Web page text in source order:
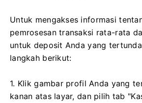
Untuk mengakses informasi
pemrosesan transaksi rata-rata
untuk deposit Anda yang
langkah berikut:
1. Klik gambar profil Anda yang
kanan atas layar, dan pilih tab